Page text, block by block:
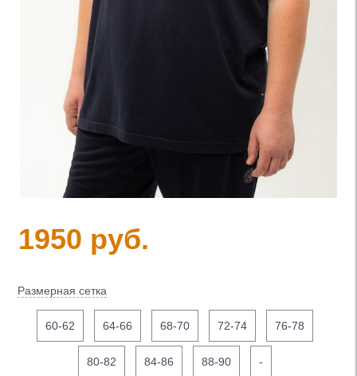
1950 руб.
Размерная сетка
60-62 64-66 68-70 72-74 76-78
80-82 84-86 88-90 -